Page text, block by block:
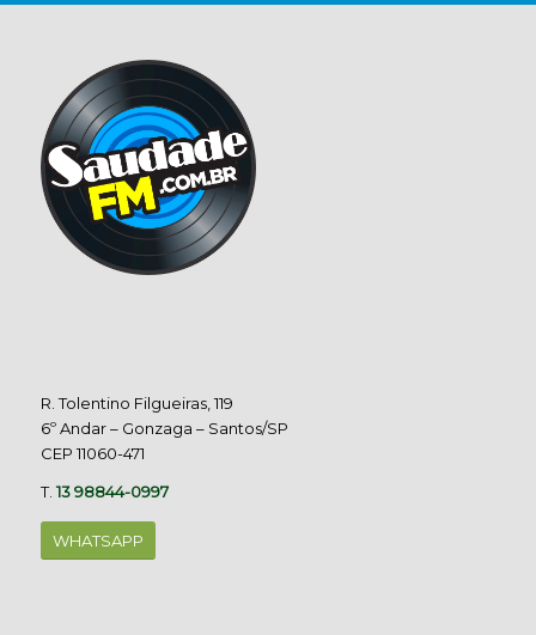
R. Tolentino Filgueiras, 119
6º Andar – Gonzaga – Santos/SP
CEP 11060-471
T.13 98844-0997
WHATSAPP